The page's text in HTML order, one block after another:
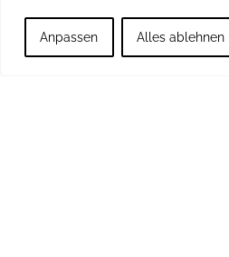
Anpassen Alles ablehnen